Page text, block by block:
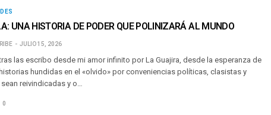
UNA HISTORIA DE PODER QUE POLINIZARÁ AL MUNDO
JULIO 15, 2026
las escribo desde mi amor infinito por La Guajira, desde la esperanza de
hundidas en el «olvido» por conveniencias políticas, clasistas y
reivindicadas y o…
0